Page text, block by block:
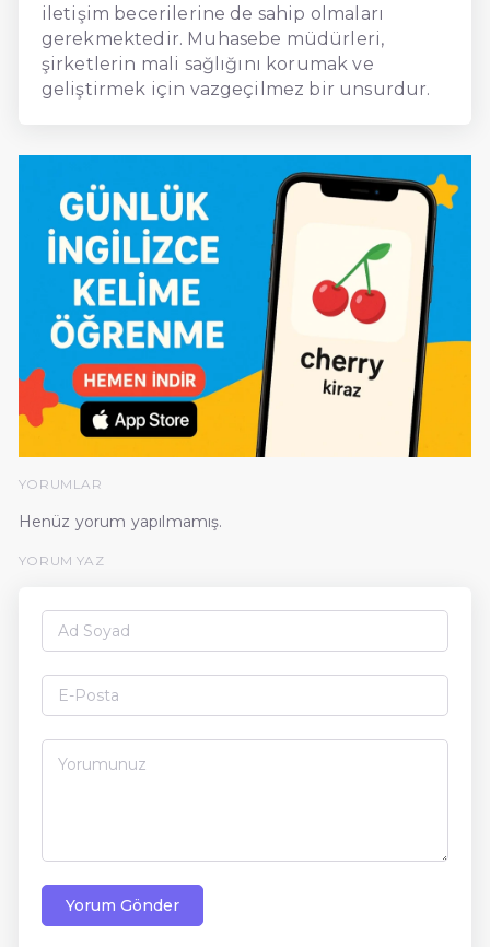
iletişim becerilerine de sahip olmaları
gerekmektedir. Muhasebe müdürleri,
şirketlerin mali sağlığını korumak ve
geliştirmek için vazgeçilmez bir unsurdur.
YORUMLAR
Henüz yorum yapılmamış.
YORUM YAZ
Yorum Gönder